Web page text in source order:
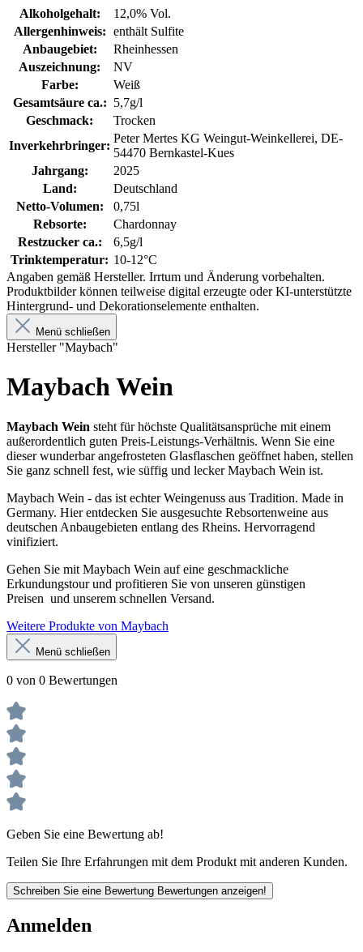
Alkoholgehalt:
12,0% Vol.
Allergenhinweis: enthält Sulfite
Anbaugebiet:
Rheinhessen
Auszeichnung:
NV
Farbe:
Weiß
Gesamtsäure ca.: 5,7g/l
Geschmack:
Trocken
Inverkehrbringer:
Peter Mertes KG Weingut-Weinkellerei, DE-
54470 Bernkastel-Kues
Jahrgang:
2025
Land:
Deutschland
Netto-Volumen:
0,75l
Rebsorte:
Chardonnay
Restzucker ca.:
6,5g/l
Trinktemperatur: 10-12°C
Angaben gemäß Hersteller. Irrtum und Änderung vorbehalten.
Produktbilder können teilweise digital erzeugte oder KI-unterstützte
Hintergrund- und Dekorationselemente enthalten.
Menü schließen
Hersteller "Maybach"
Maybach Wein
Maybach Wein steht für höchste Qualitätsansprüche mit einem
außerordentlich guten Preis-Leistungs-Verhältnis. Wenn Sie eine
dieser wunderbar angefrosteten Glasflaschen geöffnet haben, stellen
Sie ganz schnell fest, wie süffig und lecker Maybach Wein ist.
Maybach Wein - das ist echter Weingenuss aus Tradition. Made in
Germany. Hier entdecken Sie ausgesuchte Rebsortenweine aus
deutschen Anbaugebieten entlang des Rheins. Hervorragend
vinifiziert.
Gehen Sie mit Maybach Wein auf eine geschmackliche
Erkundungstour und profitieren Sie von unseren günstigen
Preisen und unserem schnellen Versand.
Weitere Produkte von Maybach
Menü schließen
0 von 0 Bewertungen
Geben Sie eine Bewertung ab!
Teilen Sie Ihre Erfahrungen mit dem Produkt mit anderen Kunden.
Schreiben Sie eine Bewertung Bewertungen anzeigen!
Anmelden